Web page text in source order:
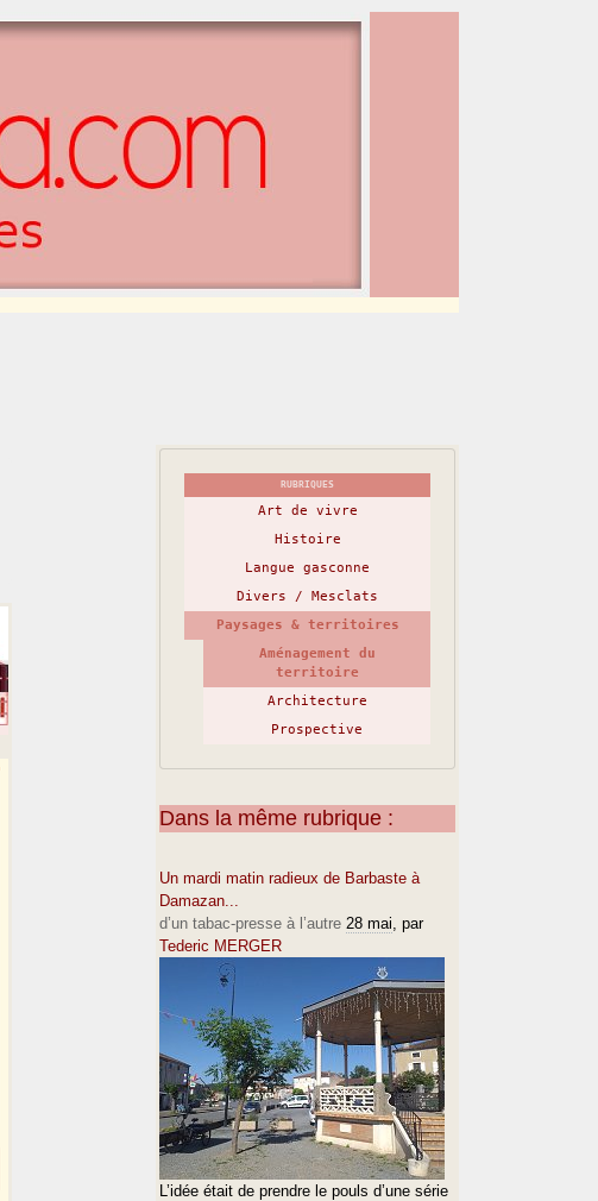
RUBRIQUES
Art de vivre
Histoire
Langue gasconne
Divers / Mesclats
Paysages & territoires
Aménagement du
territoire
Architecture
Prospective
Dans la même rubrique :
Un mardi matin radieux de Barbaste à
Damazan...
d’un tabac-presse à l’autre 28 mai, par
Tederic MERGER
L’idée était de prendre le pouls d’une série